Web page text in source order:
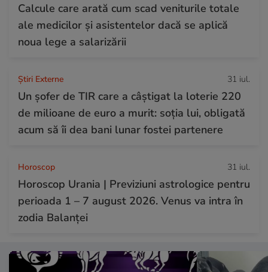
Calcule care arată cum scad veniturile totale
ale medicilor și asistentelor dacă se aplică
noua lege a salarizării
Știri Externe 31 iul.
Un șofer de TIR care a câștigat la loterie 220
de milioane de euro a murit: soția lui, obligată
acum să îi dea bani lunar fostei partenere
Horoscop 31 iul.
Horoscop Urania | Previziuni astrologice pentru
perioada 1 – 7 august 2026. Venus va intra în
zodia Balanței